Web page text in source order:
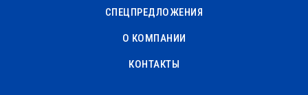
СПЕЦПРЕДЛОЖЕНИЯ
О КОМПАНИИ
КОНТАКТЫ